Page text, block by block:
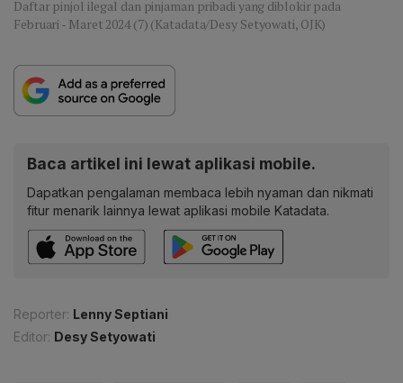
Daftar pinjol ilegal dan pinjaman pribadi yang diblokir pada
Februari - Maret 2024 (7) (Katadata/Desy Setyowati, OJK)
Baca artikel ini lewat aplikasi mobile.
Dapatkan pengalaman membaca lebih nyaman dan nikmati
fitur menarik lainnya lewat aplikasi mobile Katadata.
Reporter: Lenny Septiani
Editor: Desy Setyowati